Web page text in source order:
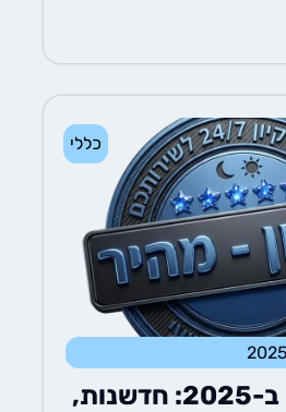
כללי
חברות ניקיון ב-2025: חדשנות,